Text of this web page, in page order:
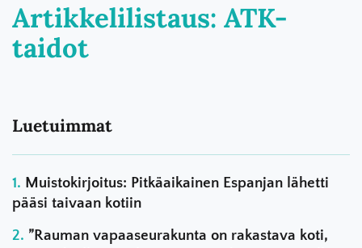
Artikkelilistaus: ATK-
taidot
Luetuimmat
Muistokirjoitus: Pitkäaikainen Espanjan lähetti
pääsi taivaan kotiin
”Rauman vapaaseurakunta on rakastava koti,